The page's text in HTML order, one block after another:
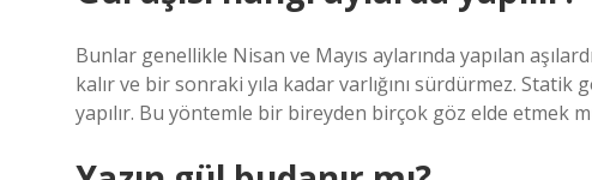
Bunlar genellikle Nisan ve Mayıs aylarında yapılan
kalır ve bir sonraki yıla kadar varlığını sürdürmez.
yapılır. Bu yöntemle bir bireyden birçok göz elde etmek